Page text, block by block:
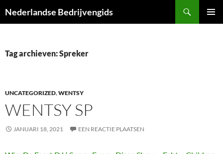
naar
Nederlandse Bedrijvengids
Tag archieven: Spreker
UNCATEGORIZED,WENTSY
WENTSY SP
JANUARI 18, 2021 EEN REACTIE PLAATSEN